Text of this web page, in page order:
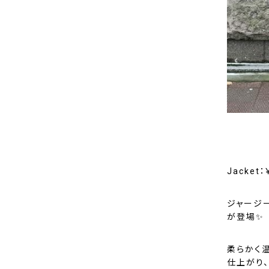
Jacket：
ジャージ
が登場✨
柔らかく
仕上がり、